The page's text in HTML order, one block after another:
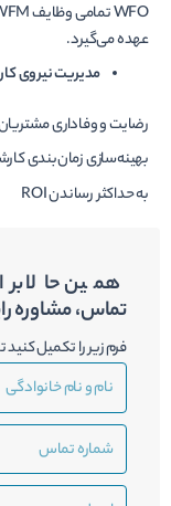
عهده می‌گیرد.
مدیریت نیروی
رضایت و وفاداری
بهینه‌سازی زمان‌بندی
به حداکثر رساندن ROI
همین حالا
تماس، مشاوره
فرم زیر را تکمیل
نام
نام
خانوادگی
شماره
ایمیل